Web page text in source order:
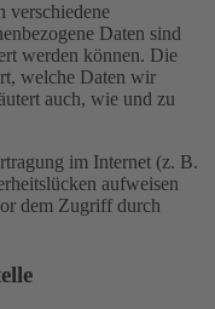
verschiedene
Daten sind
werden können. Die
welche Daten wir
auch, wie und zu
im Internet (z. B.
aufweisen
dem Zugriff durch